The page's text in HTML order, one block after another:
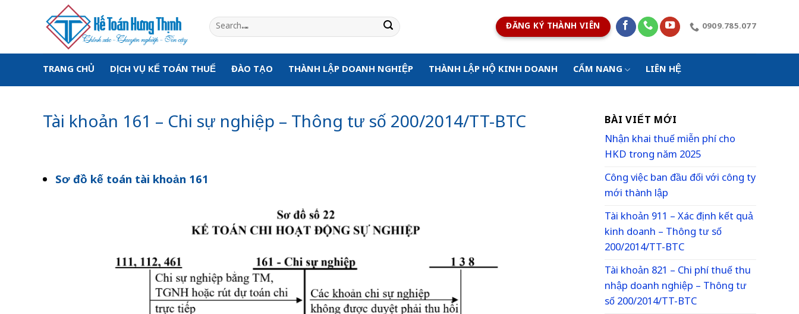
ĐĂNG KÝ THÀNH VIÊN 0909.785.077
TRANG CHỦ DỊCH VỤ KẾ TOÁN THUẾ ĐÀO TẠO THÀNH LẬP DOANH NGHIỆP THÀNH LẬP HỘ KINH DOANH CẨM NANG LIÊN HỆ
Tài khoản 161 – Chi sự nghiệp – Thông tư số 200/2014/TT-BTC
Sơ đồ kế toán tài khoản 161
BÀI VIẾT MỚI
Nhận khai thuế miễn phí cho
HKD trong năm 2025
Công việc ban đầu đối với công ty
mới thành lập
Tài khoản 911 – Xác định kết quả
kinh doanh – Thông tư số
200/2014/TT-BTC
Tài khoản 821 – Chi phí thuế thu
nhập doanh nghiệp – Thông tư
số 200/2014/TT-BTC